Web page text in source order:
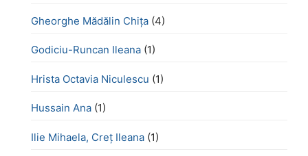
Gheorghe Mădălin Chiţa (4)
Godiciu-Runcan Ileana (1)
Hrista Octavia Niculescu (1)
Hussain Ana (1)
Ilie Mihaela, Creț Ileana (1)